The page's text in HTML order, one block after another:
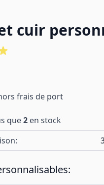
cuir
frais de port
que2 en stock